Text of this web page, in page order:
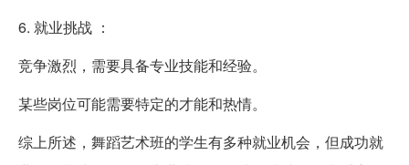
6. 就业挑战 ：
竞争激烈，需要具备专业技能和经验。
某些岗位可能需要特定的才能和热情。
综上所述，舞蹈艺术班的学生有多种就业机会，但成功就